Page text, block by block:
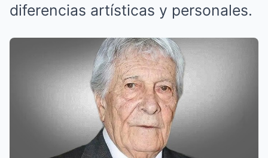
diferencias artísticas y personales.